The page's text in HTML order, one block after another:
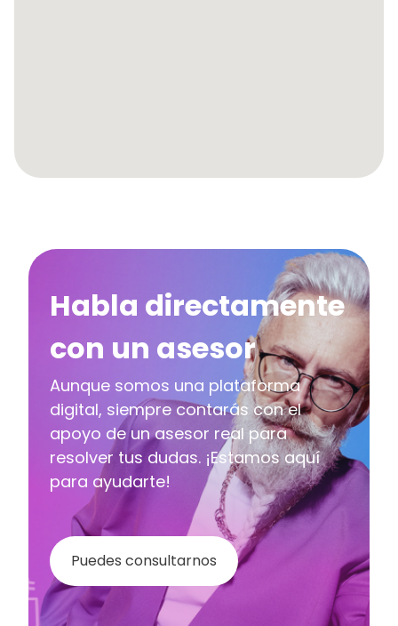
Habla directamente
con un asesor
Aunque somos una plataforma
digital, siempre contarás con el
apoyo de un asesor real para
resolver tus dudas. ¡Estamos aquí
para ayudarte!
Puedes consultarnos